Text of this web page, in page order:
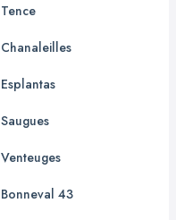
Tence
Chanaleilles
Esplantas
Saugues
Venteuges
Bonneval 43